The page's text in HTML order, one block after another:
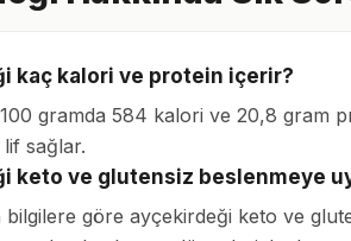
kaç kalori ve protein içerir?
gramda 584 kalori ve 20,8 gram
sağlar.
keto ve glutensiz beslenmeye
bilgilere göre ayçekirdeği keto ve